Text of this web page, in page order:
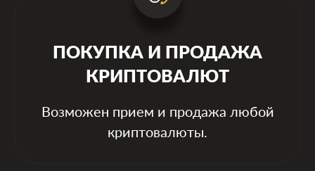
ПОКУПКА И ПРОДАЖА
КРИПТОВАЛЮТ
Возможен прием и продажа любой
криптовалюты.